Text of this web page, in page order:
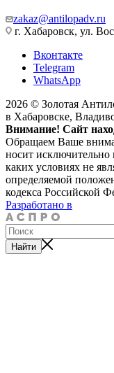
zakaz@antilopadv.ru
г. Хабаровск, ул.
Вконтакте
Telegram
WhatsApp
2026 © Золотая
в Хабаровске,
Внимание! Сайт
Обращаем Ваше
носит
каких условиях не
определяемой
кодекса Российской
Разработано в
Найти